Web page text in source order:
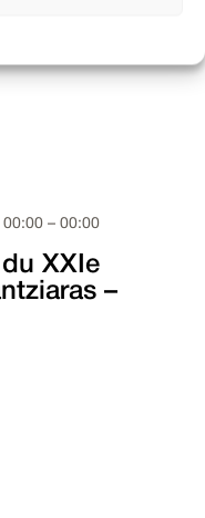
XXIe
–
– 00:00